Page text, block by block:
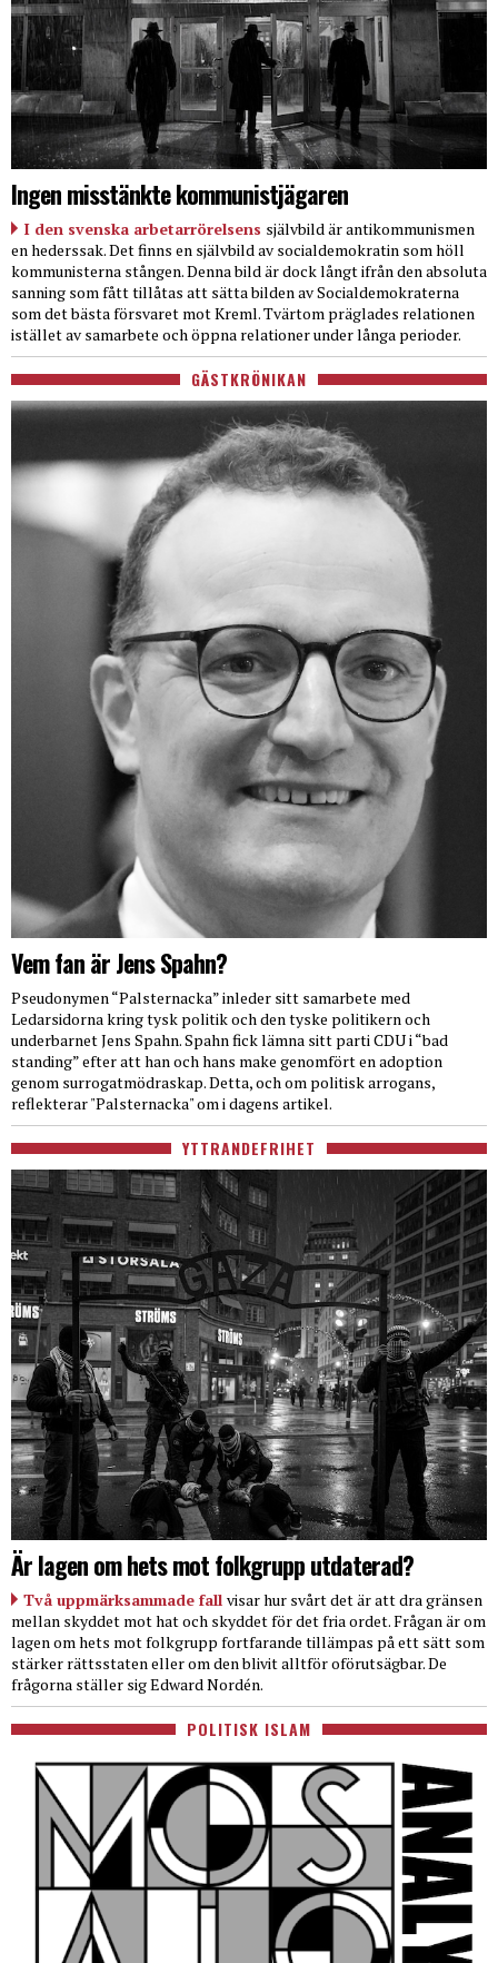
Ingen misstänkte kommunistjägaren
I den svenska arbetarrörelsens självbild är antikommunismen
en hederssak. Det finns en självbild av socialdemokratin som höll
kommunisterna stången. Denna bild är dock långt ifrån den absoluta
sanning som fått tillåtas att sätta bilden av Socialdemokraterna
som det bästa försvaret mot Kreml. Tvärtom präglades relationen
istället av samarbete och öppna relationer under långa perioder.
GÄSTKRÖNIKAN
Vem fan är Jens Spahn?
Pseudonymen “Palsternacka” inleder sitt samarbete med
Ledarsidorna kring tysk politik och den tyske politikern och
underbarnet Jens Spahn. Spahn fick lämna sitt parti CDU i “bad
standing” efter att han och hans make genomfört en adoption
genom surrogatmödraskap. Detta, och om politisk arrogans,
reflekterar "Palsternacka" om i dagens artikel.
YTTRANDEFRIHET
Är lagen om hets mot folkgrupp utdaterad?
Två uppmärksammade fall visar hur svårt det är att dra gränsen
mellan skyddet mot hat och skyddet för det fria ordet. Frågan är om
lagen om hets mot folkgrupp fortfarande tillämpas på ett sätt som
stärker rättsstaten eller om den blivit alltför oförutsägbar. De
frågorna ställer sig Edward Nordén.
POLITISK ISLAM